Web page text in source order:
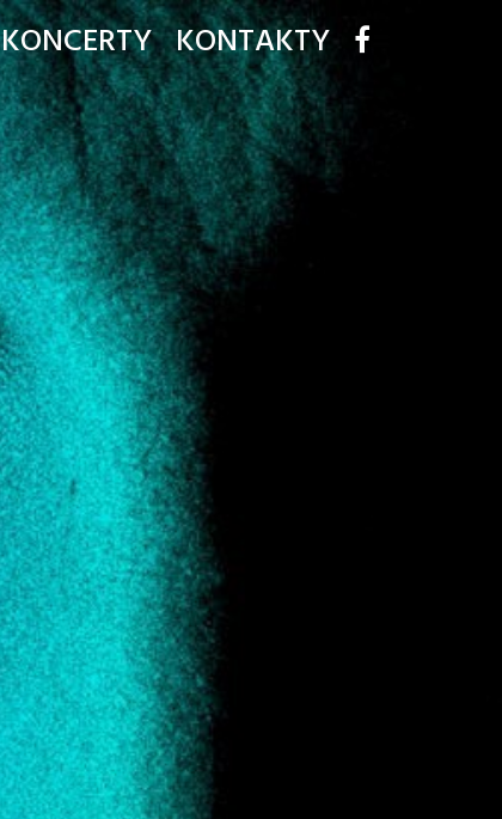
KONCERTY KONTAKTY